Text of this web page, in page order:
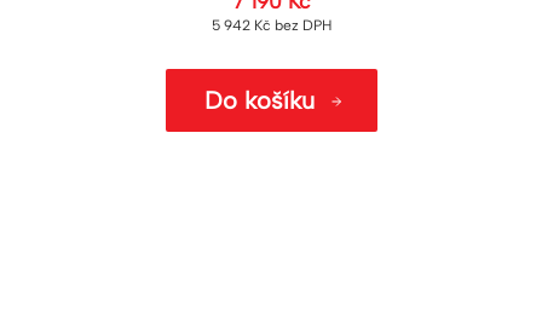
5 942 Kč bez DPH
Do košíku